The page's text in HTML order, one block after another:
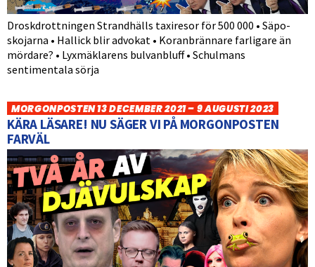
Droskdrottningen Strandhälls taxiresor för 500 000 • Säpo-
skojarna • Hallick blir advokat • Koranbrännare farligare än
mördare? • Lyxmäklarens bulvanbluff • Schulmans
sentimentala sörja
MORGONPOSTEN 13 DECEMBER 2021 – 9 AUGUSTI 2023
KÄRA LÄSARE! NU SÄGER VI PÅ MORGONPOSTEN
FARVÄL